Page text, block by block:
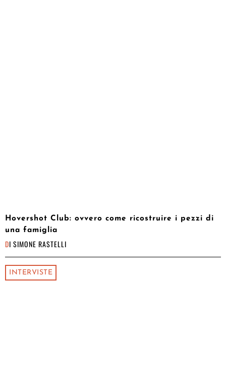
Hovershot Club: ovvero come ricostruire i pezzi di
una famiglia
DI SIMONE RASTELLI
INTERVISTE